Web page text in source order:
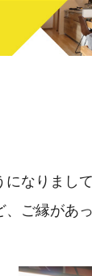
なりまして
ご縁があ